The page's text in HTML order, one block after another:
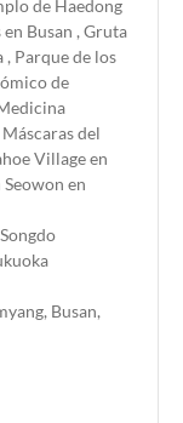
de Haedong
Busan , Gruta
, Parque de los
de
del
Village en
en
Busan,